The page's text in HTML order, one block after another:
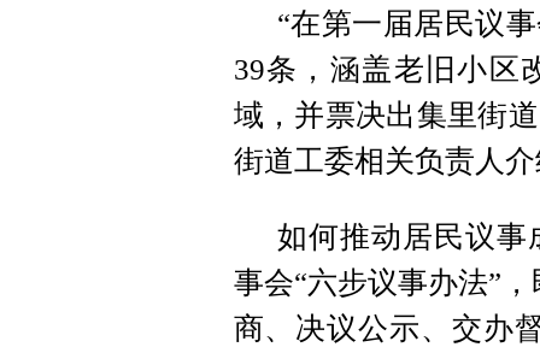
“在第一届居民议
39条，涵盖老旧小区
域，并票决出集里街
街道工委相关负责人
如何推动居民议事
事会“六步议事办法”
商、决议公示、交办